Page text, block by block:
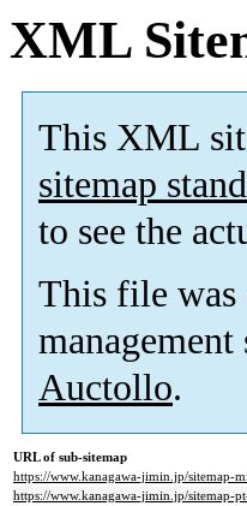
XML
This XML
sitemap
to see the
This file was
management
Auctollo.
URL of sub-sitemap
https://www.kanagawa-jimin.jp/sitemap-
https://www.kanagawa-jimin.jp/sitemap-